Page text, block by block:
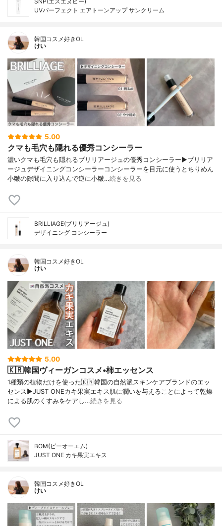
UVパーフェクト エアトーンアップ サンクリーム
韓国コスメ好きOL
けい
5.00
クマも毛穴も隠れる優秀コンシーラー
濃いクマも毛穴も隠れるブリリアージュの優秀コンシーラー▶︎ブリリア
ージュデザイニングコンシーラーコンシーラーを目元に使うとちりめん
小皺の隙間に入り込んで逆に小皺…続きを見る
BRILLIAGE(ブリリアージュ)
デザイニング コンシーラー
韓国コスメ好きOL
けい
5.00
🇰🇷韓国ヴィーガンコスメ•柿エッセンス
1種類の植物だけを使った🇰🇷韓国の自然派スキンケアブランドのエッ
センス▶︎JUST ONEカキ果実エキス肌に潤いを与えることによって乾燥
による肌のくすみをケアし…続きを見る
BOM(ビーオーエム)
JUST ONE カキ果実エキス
韓国コスメ好きOL
けい